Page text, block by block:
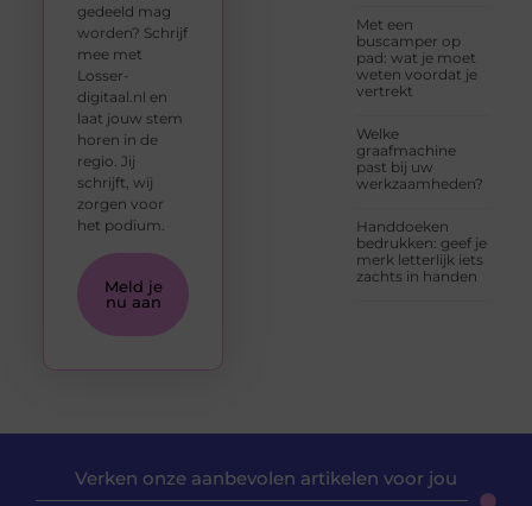
Met een
buscamper op
pad: wat je moet
weten voordat je
vertrekt
Welke
graafmachine
past bij uw
werkzaamheden?
Handdoeken
bedrukken: geef je
merk letterlijk iets
zachts in handen
gedeeld mag
worden? Schrijf
mee met
Losser-
digitaal.nl en
laat jouw stem
horen in de
regio. Jij
schrijft, wij
zorgen voor
het podium.
Meld je
nu aan
Verken onze aanbevolen artikelen voor jou